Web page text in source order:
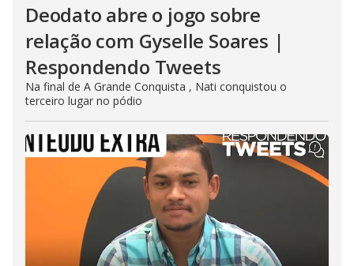
Deodato abre o jogo sobre
relação com Gyselle Soares |
Respondendo Tweets
Na final de A Grande Conquista , Nati conquistou o
terceiro lugar no pódio